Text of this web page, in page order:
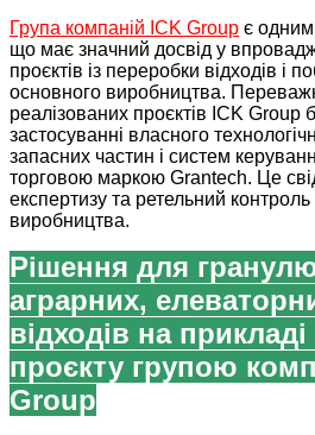
Група компаній ICK Group є одним
що має значний досвід у
проєктів із переробки відходів і
основного виробництва.
реалізованих проєктів ICK Group
застосуванні власного
запасних частин і систем
торговою маркою Grantech. Це
експертизу та ретельний контроль
виробництва.
Рішення для
аграрних,
відходів на
проєкту групою
Group